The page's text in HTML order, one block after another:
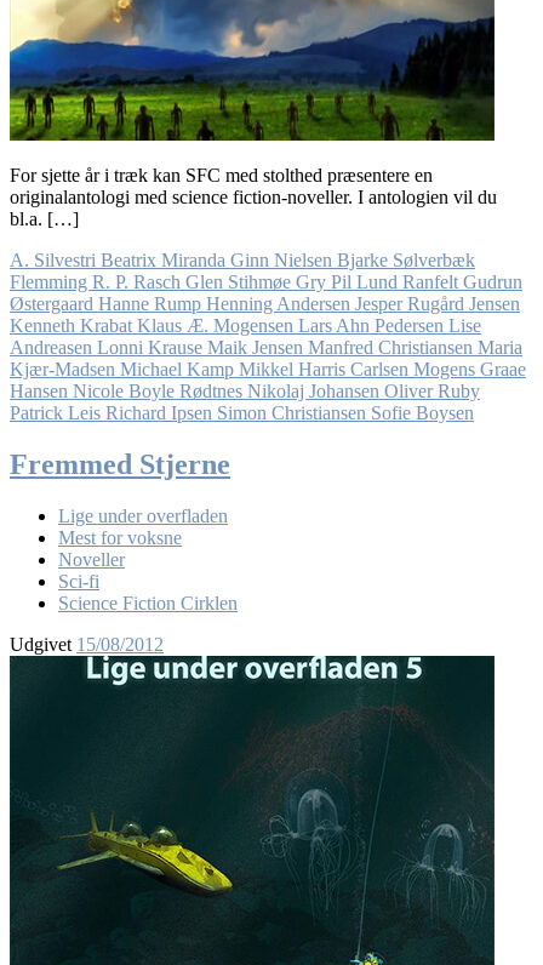
For sjette år i træk kan SFC med stolthed præsentere en
originalantologi med science fiction-noveller. I antologien vil du
bl.a. […]
A. Silvestri Beatrix Miranda Ginn Nielsen Bjarke Sølverbæk
Flemming R. P. Rasch Glen Stihmøe Gry Pil Lund Ranfelt Gudrun
Østergaard Hanne Rump Henning Andersen Jesper Rugård Jensen
Kenneth Krabat Klaus Æ. Mogensen Lars Ahn Pedersen Lise
Andreasen Lonni Krause Maik Jensen Manfred Christiansen Maria
Kjær-Madsen Michael Kamp Mikkel Harris Carlsen Mogens Graae
Hansen Nicole Boyle Rødtnes Nikolaj Johansen Oliver Ruby
Patrick Leis Richard Ipsen Simon Christiansen Sofie Boysen
Fremmed Stjerne
Lige under overfladen
Mest for voksne
Noveller
Sci-fi
Science Fiction Cirklen
Udgivet 15/08/2012